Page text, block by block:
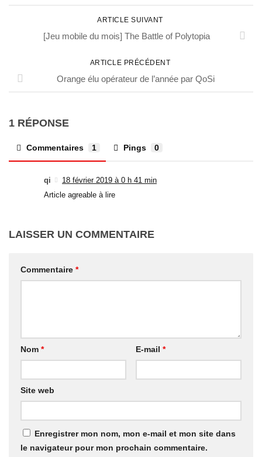
ARTICLE SUIVANT
[Jeu mobile du mois] The Battle of Polytopia
ARTICLE PRÉCÉDENT
Orange élu opérateur de l’année par QoSi
1 RÉPONSE
Commentaires 1 Pings 0
qi
18 février 2019 à 0 h 41 min
Article agreable à lire
LAISSER UN COMMENTAIRE
Commentaire *
Nom * E-mail *
Site web
Enregistrer mon nom, mon e-mail et mon site dans
le navigateur pour mon prochain commentaire.